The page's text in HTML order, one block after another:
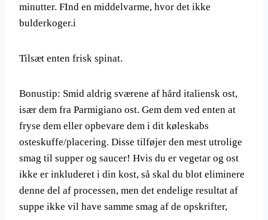
minutter. FInd en middelvarme, hvor det ikke
bulderkoger.i
Tilsæt enten frisk spinat.
Bonustip: Smid aldrig sværene af hård italiensk ost,
især dem fra Parmigiano ost. Gem dem ved enten at
fryse dem eller opbevare dem i dit køleskabs
osteskuffe/placering. Disse tilføjer den mest utrolige
smag til supper og saucer! Hvis du er vegetar og ost
ikke er inkluderet i din kost, så skal du blot eliminere
denne del af processen, men det endelige resultat af
suppe ikke vil have samme smag af de opskrifter,